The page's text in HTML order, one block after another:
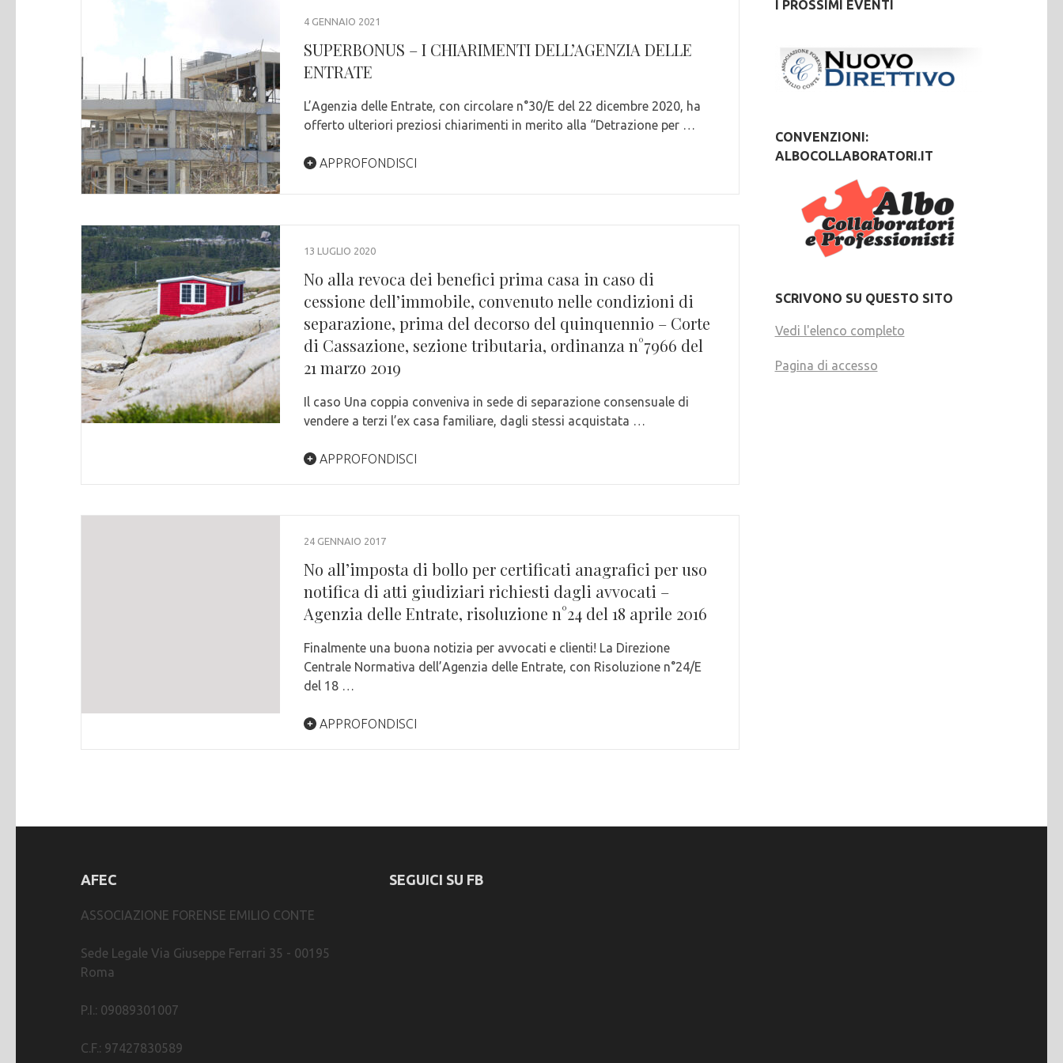
4 GENNAIO 2021
SUPERBONUS – I CHIARIMENTI DELL’AGENZIA DELLE
ENTRATE
L’Agenzia delle Entrate, con circolare n°30/E del 22 dicembre 2020, ha
offerto ulteriori preziosi chiarimenti in merito alla “Detrazione per …
APPROFONDISCI
13 LUGLIO 2020
No alla revoca dei benefici prima casa in caso di
cessione dell’immobile, convenuto nelle condizioni di
separazione, prima del decorso del quinquennio – Corte
di Cassazione, sezione tributaria, ordinanza n°7966 del
21 marzo 2019
Il caso Una coppia conveniva in sede di separazione consensuale di
vendere a terzi l’ex casa familiare, dagli stessi acquistata …
APPROFONDISCI
24 GENNAIO 2017
No all’imposta di bollo per certificati anagrafici per uso
notifica di atti giudiziari richiesti dagli avvocati –
Agenzia delle Entrate, risoluzione n°24 del 18 aprile 2016
Finalmente una buona notizia per avvocati e clienti! La Direzione
Centrale Normativa dell’Agenzia delle Entrate, con Risoluzione n°24/E
del 18 …
APPROFONDISCI
I PROSSIMI EVENTI
CONVENZIONI:
ALBOCOLLABORATORI.IT
SCRIVONO SU QUESTO SITO
Vedi l'elenco completo
Pagina di accesso
AFEC
ASSOCIAZIONE FORENSE EMILIO CONTE
Sede Legale Via Giuseppe Ferrari 35 - 00195
Roma
P.I.: 09089301007
C.F.: 97427830589
SEGUICI SU FB